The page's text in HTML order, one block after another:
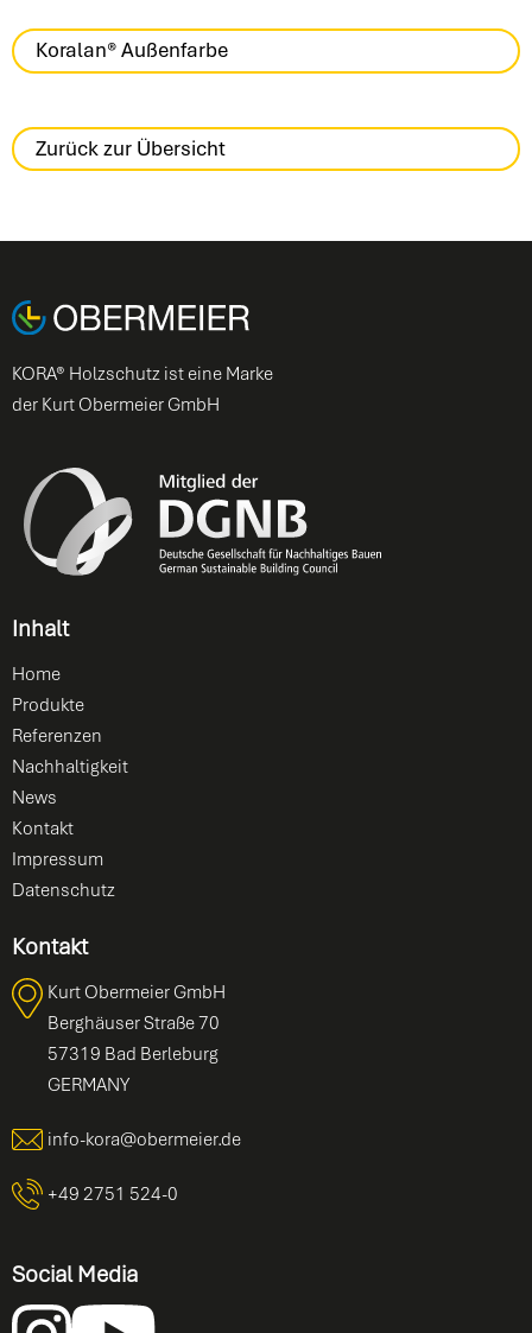
Koralan® Außenfarbe
Zurück zur Übersicht
KORA® Holzschutz ist eine Marke
der Kurt Obermeier GmbH
Inhalt
Home
Produkte
Referenzen
Nachhaltigkeit
News
Kontakt
Impressum
Datenschutz
Kontakt
Kurt Obermeier GmbH
Berghäuser Straße 70
57319 Bad Berleburg
GERMANY
info-kora@obermeier.de
+49 2751 524-0
Social Media